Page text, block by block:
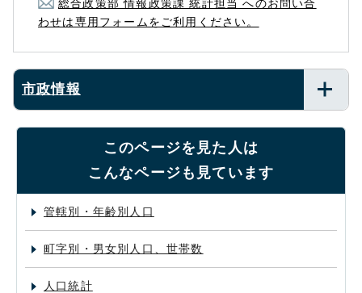
総合政策部 情報政策課 統計担当 へのお問い合
わせは専用フォームをご利用ください。
市政情報
このページを見た人は
こんなページも見ています
管轄別・年齢別人口
町字別・男女別人口、世帯数
人口統計